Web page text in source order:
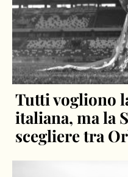
Tutti vogliono
italiana, ma la
scegliere tra